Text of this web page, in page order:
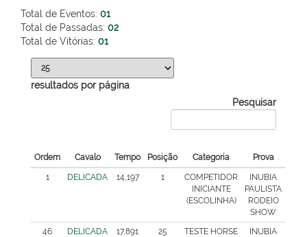
Total de Eventos: 01
Total de Passadas: 02
Total de Vitórias: 01
resultados por página
Pesquisar
Ordem Cavalo Tempo Posição Categoria Prova
1 DELICADA 14,197 1
COMPETIDOR
INICIANTE
(ESCOLINHA)
INUBIA
PAULISTA
RODEIO
SHOW
46
DELICADA 17,891 25
TESTE HORSE
INUBIA